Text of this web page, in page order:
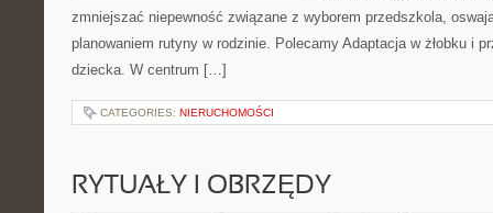
zmniejszać niepewność związane z wyborem przedszkola,
planowaniem rutyny w rodzinie. Polecamy Adaptacja w żłobku i
dziecka. W centrum […]
CATEGORIES: NIERUCHOMOŚCI
RYTUAŁY I OBRZĘDY